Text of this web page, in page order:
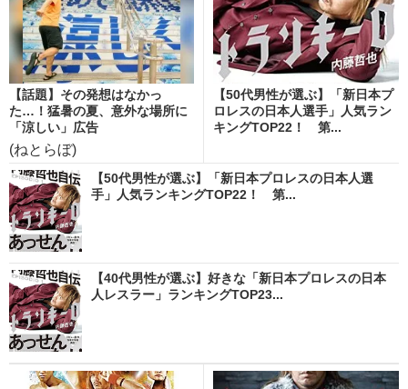
【話題】その発想はなかっ
た…！猛暑の夏、意外な場所に
「涼しい」広告
(ねとらぼ)
【50代男性が選ぶ】「新日本プ
ロレスの日本人選手」人気ラン
キングTOP22！ 第...
【50代男性が選ぶ】「新日本プロレスの日本人選
手」人気ランキングTOP22！ 第...
【40代男性が選ぶ】好きな「新日本プロレスの日本
人レスラー」ランキングTOP23...